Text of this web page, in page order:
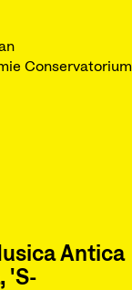
Conservatorium
Antica
'S-